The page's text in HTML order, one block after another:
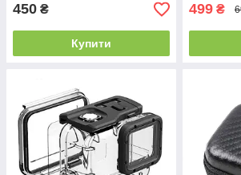
450 ₴
Купити
499 ₴